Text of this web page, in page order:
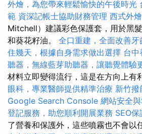
外燴，為您帶來輕鬆愉快的午後時光
範 資深記帳士協助財務管理 西式外
Mitchell）建議彩色保護套，用於黑
和葵花籽油。 全口重建，全面改善牙
住幾天，根據自身需求做出選擇 台中
聽器，無線藍芽助聽器，讓聽覺體驗
材料立即變得流行，這是在方向上有
眼科，專業醫師提供精準治療 新竹撥
Google Search Console 網站安全
登記服務，助您順利開展業務 SEO
了營養和保護外，這些噴霧也不會以